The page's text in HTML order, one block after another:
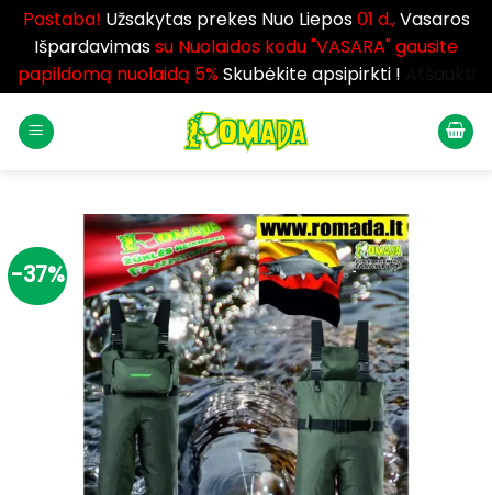
Pastaba! Užsakytas prekes Nuo Liepos01 d.,Vasaros
Išpardavimassu Nuolaidos kodu "VASARA" gausite
papildomą nuolaidą 5%Skubėkite apsipirkti !
-37%